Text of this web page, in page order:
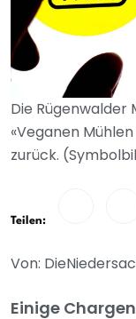
Die
«Veganen
zurück.
Teilen:
Von:
Einige